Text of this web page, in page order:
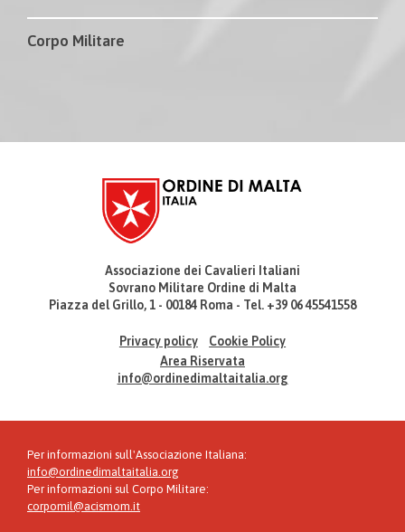
Corpo Militare
Associazione dei Cavalieri Italiani
Sovrano Militare Ordine di Malta
Piazza del Grillo, 1 - 00184 Roma - Tel. +39 06 45541558
Privacy policy
Cookie Policy
Area Riservata
info@ordinedimaltaitalia.org
Per informazioni sull'Associazione Italiana:
info@ordinedimaltaitalia.org
Per informazioni sul Corpo Militare:
corpomil@acismom.it